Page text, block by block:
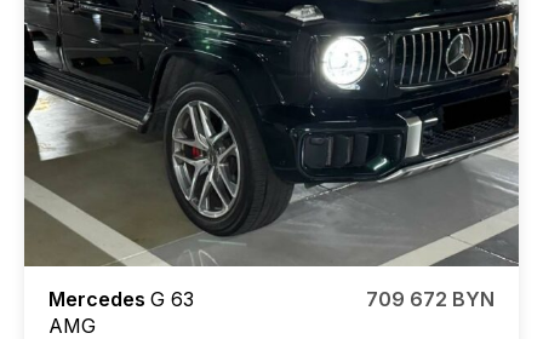
Mercedes G 63
AMG
709 672 BYN